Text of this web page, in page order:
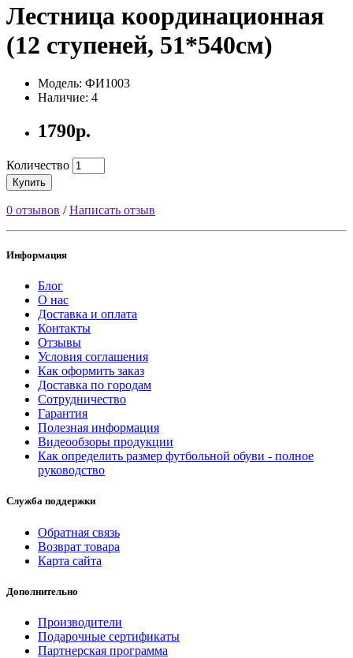
Лестница координационная
(12 ступеней, 51*540см)
Модель: ФИ1003
Наличие: 4
1790р.
Количество
Купить
0 отзывов /Написать отзыв
Информация
Блог
О нас
Доставка и оплата
Контакты
Отзывы
Условия соглашения
Как оформить заказ
Доставка по городам
Сотрудничество
Гарантия
Полезная информация
Видеообзоры продукции
Как определить размер футбольной обуви - полное
руководство
Служба поддержки
Обратная связь
Возврат товара
Карта сайта
Дополнительно
Производители
Подарочные сертификаты
Партнерская программа